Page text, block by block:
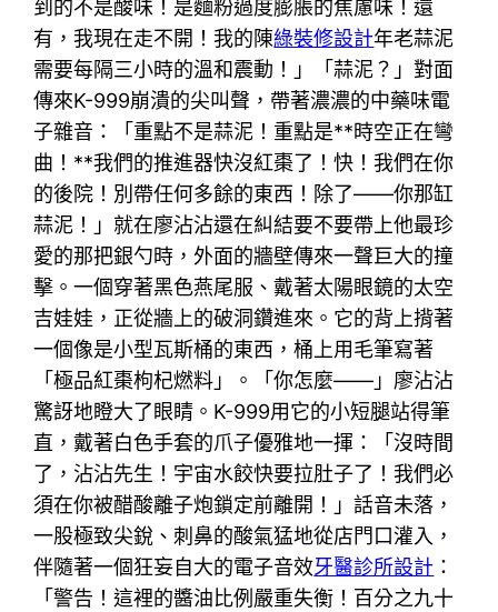
到的不是酸味！是麵粉過度膨脹的焦慮味！還
有，我現在走不開！我的陳綠裝修設計年老蒜泥
需要每隔三小時的溫和震動！」「蒜泥？」對面
傳來K-999崩潰的尖叫聲，帶著濃濃的中藥味電
子雜音：「重點不是蒜泥！重點是**時空正在彎
曲！**我們的推進器快沒紅棗了！快！我們在你
的後院！別帶任何多餘的東西！除了——你那缸
蒜泥！」就在廖沾沾還在糾結要不要帶上他最珍
愛的那把銀勺時，外面的牆壁傳來一聲巨大的撞
擊。一個穿著黑色燕尾服、戴著太陽眼鏡的太空
吉娃娃，正從牆上的破洞鑽進來。它的背上揹著
一個像是小型瓦斯桶的東西，桶上用毛筆寫著
「極品紅棗枸杞燃料」。「你怎麼——」廖沾沾
驚訝地瞪大了眼睛。K-999用它的小短腿站得筆
直，戴著白色手套的爪子優雅地一揮：「沒時間
了，沾沾先生！宇宙水餃快要拉肚子了！我們必
須在你被醋酸離子炮鎖定前離開！」話音未落，
一股極致尖銳、刺鼻的酸氣猛地從店門口灌入，
伴隨著一個狂妄自大的電子音效牙醫診所設計 ：
「警告！這裡的醬油比例嚴重失衡！百分之九十